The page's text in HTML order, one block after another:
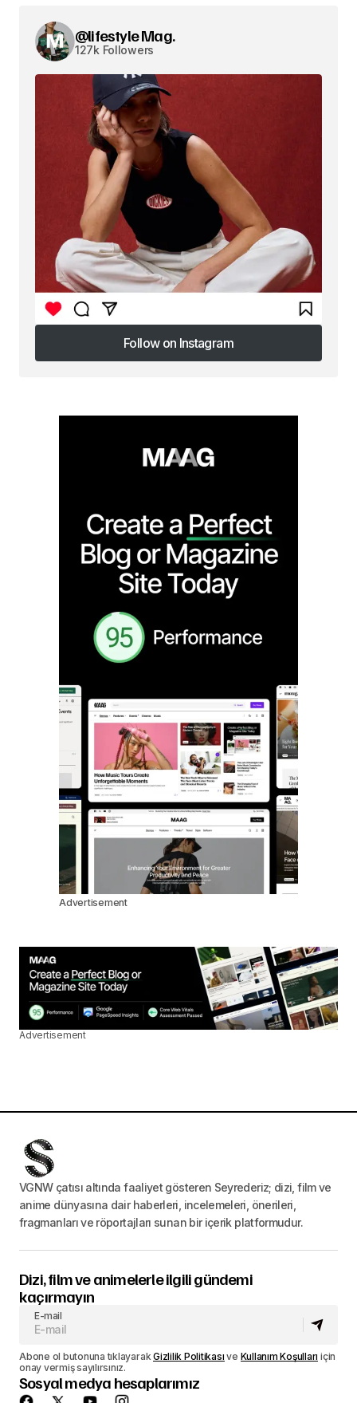
@lifestyle Mag.
127k Followers
Follow on Instagram
Follow on Instagram
Advertisement
Advertisement
VGNW çatısı altında faaliyet gösteren Seyrederiz; dizi, film ve
anime dünyasına dair haberleri, incelemeleri, önerileri,
fragmanları ve röportajları sunan bir içerik platformudur.
Dizi, film ve animelerle ilgili gündemi
kaçırmayın
E-mail
Abone ol butonuna tıklayarakGizlilik Politikası ve Kullanım Koşulları için
onay vermiş sayılırsınız.
Sosyal medya hesaplarımız